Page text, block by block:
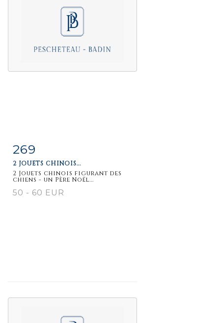
Item detail
269
2 JOUETS CHINOIS...
2 Jouets chinois figurant des
chiens - un Père Noël...
50 - 60 EUR